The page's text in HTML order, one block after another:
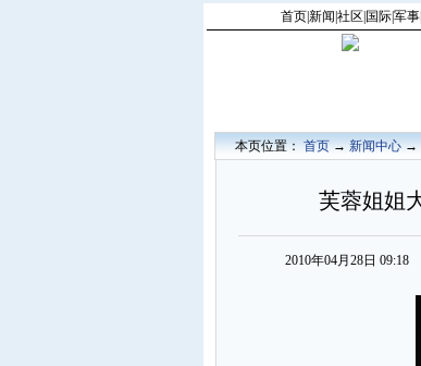
首页|新闻 社区 国际|军事|
本页位置：首页→新闻中心→
芙蓉姐姐
2010年04月28日